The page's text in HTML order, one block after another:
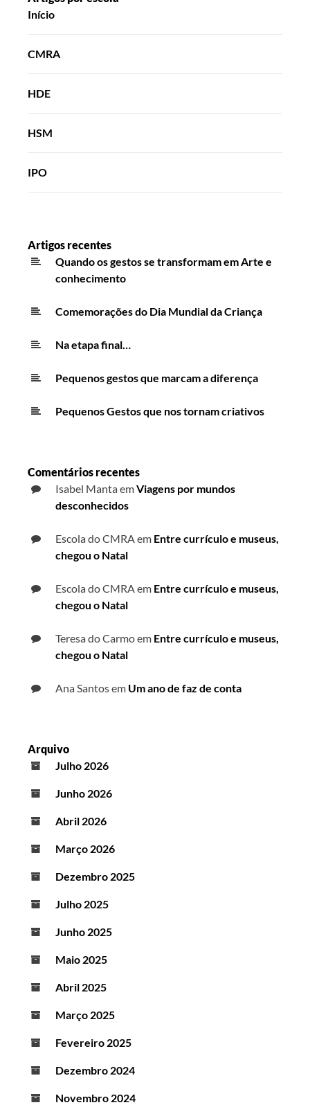
Início
CMRA
HDE
HSM
IPO
Artigos recentes
Quando os gestos se transformam em Arte e
conhecimento
Comemorações do Dia Mundial da Criança
Na etapa final…
Pequenos gestos que marcam a diferença
Pequenos Gestos que nos tornam criativos
Comentários recentes
Isabel MantaemViagens por mundos
desconhecidos
Escola do CMRA em Entre currículo e museus,
chegou o Natal
Escola do CMRA em Entre currículo e museus,
chegou o Natal
Teresa do Carmoem Entre currículo e museus,
chegou o Natal
Ana Santosem Um ano de faz de conta
Arquivo
Julho 2026
Junho 2026
Abril 2026
Março 2026
Dezembro 2025
Julho 2025
Junho 2025
Maio 2025
Abril 2025
Março 2025
Fevereiro 2025
Dezembro 2024
Novembro 2024